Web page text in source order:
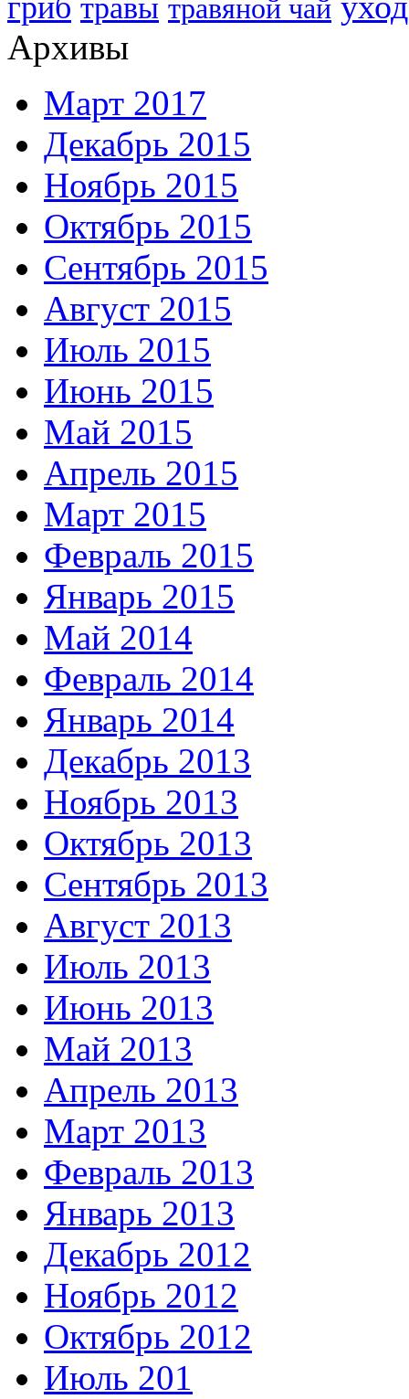
гриб травы травяной чай
Архивы
Март 2017
Декабрь 2015
Ноябрь 2015
Октябрь 2015
Сентябрь 2015
Август 2015
Июль 2015
Июнь 2015
Май 2015
Апрель 2015
Март 2015
Февраль 2015
Январь 2015
Май 2014
Февраль 2014
Январь 2014
Декабрь 2013
Ноябрь 2013
Октябрь 2013
Сентябрь 2013
Август 2013
Июль 2013
Июнь 2013
Май 2013
Апрель 2013
Март 2013
Февраль 2013
Январь 2013
Декабрь 2012
Ноябрь 2012
Октябрь 2012
Июль 201